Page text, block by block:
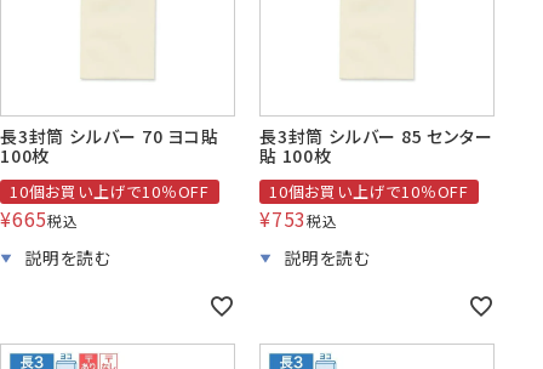
長3封筒 シルバー 70 ヨコ貼
100枚
10個お買い上げで10％OFF
¥665税込
長3封筒 シルバー 85 センター
貼 100枚
10個お買い上げで10％OFF
¥753税込